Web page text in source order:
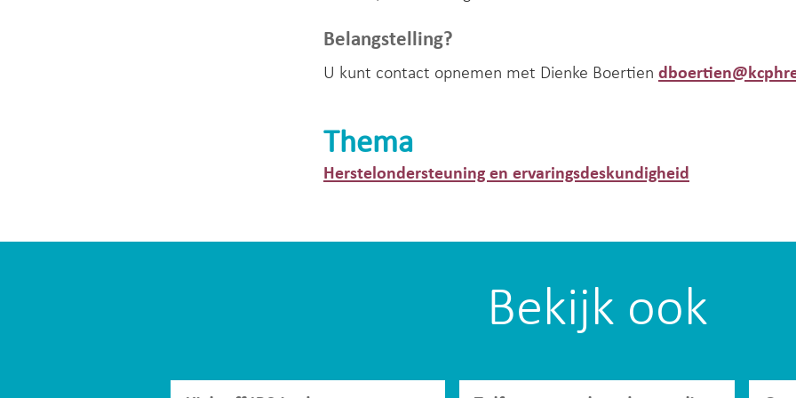
Belangstelling?
U kunt contact opnemen met Dienke Boertien
Thema
Herstelondersteuning en ervaringsdeskundigheid
Bekijk ook